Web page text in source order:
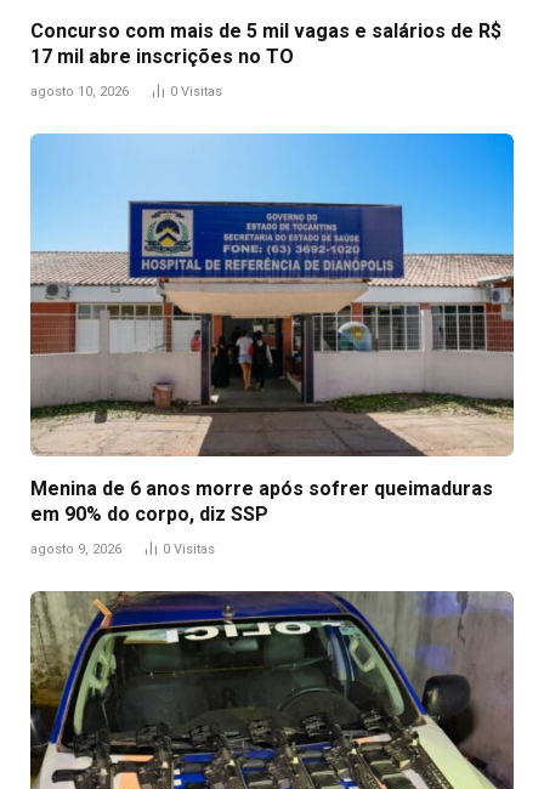
Concurso com mais de 5 mil vagas e salários de R$
17 mil abre inscrições no TO
agosto 10, 2026 0 Visitas
Menina de 6 anos morre após sofrer queimaduras
em 90% do corpo, diz SSP
agosto 9, 2026 0 Visitas